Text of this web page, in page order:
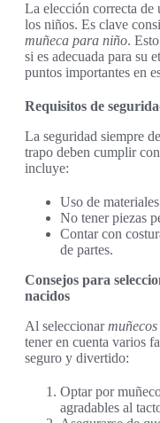
La elección correcta de
los niños. Es clave
muñeca para niño.
si es adecuada para su
puntos importantes en
Requisitos de
La seguridad siempre
trapo deben cumplir
incluye:
Uso de
No tener piezas
Contar con
de partes.
Consejos para
nacidos
Al seleccionar
tener en cuenta varios
seguro y divertido:
Optar por
agradables al